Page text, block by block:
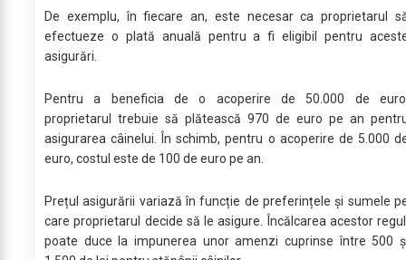
De exemplu, în fiecare an, este necesar ca proprietarul
efectueze o plată anuală pentru a fi eligibil pentru
asigurări.
Pentru a beneficia de o acoperire de 50.000 de
proprietarul trebuie să plătească 970 de euro pe an
asigurarea câinelui. În schimb, pentru o acoperire de 5.000
euro, costul este de 100 de euro pe an.
Prețul asigurării variază în funcție de preferințele și sumele
care proprietarul decide să le asigure. Încălcarea acestor
poate duce la impunerea unor amenzi cuprinse între 500